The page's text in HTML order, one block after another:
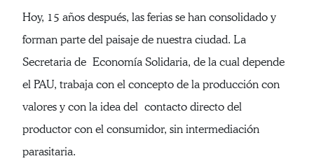
Hoy, 15 años después, las ferias se han consolidado y
forman parte del paisaje de nuestra ciudad. La
Secretaria de Economía Solidaria, de la cual depende
el PAU, trabaja con el concepto de la producción con
valores y con la idea del contacto directo del
productor con el consumidor, sin intermediación
parasitaria.